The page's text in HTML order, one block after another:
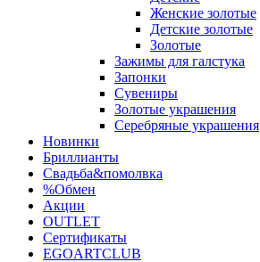
Женские золотые
Детские золотые
Золотые
Зажимы для галстука
Запонки
Сувениры
Золотые украшения
Серебряные украшения
Новинки
Бриллианты
Свадьба&помолвка
%Обмен
Акции
OUTLET
Сертификаты
EGOARTCLUB